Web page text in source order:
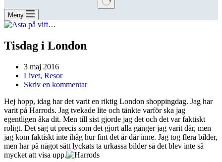
Meny
Tisdag i London
3 maj 2016
Livet, Resor
Skriv en kommentar
Hej hopp, idag har det varit en riktig London shoppingdag. Jag har
varit på Harrods. Jag tvekade lite och tänkte varför ska jag
egentligen åka dit. Men till sist gjorde jag det och det var faktiskt
roligt. Det såg ut precis som det gjort alla gånger jag varit där, men
jag kom faktiskt inte ihåg hur fint det är där inne. Jag tog flera bilder,
men har på något sätt lyckats ta urkassa bilder så det blev inte så
mycket att visa upp.